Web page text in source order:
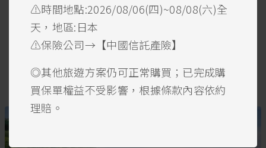
⚠️時間地點:2026/08/06(四)~08/08(六)全
天，地區:日本
⚠️保險公司→【中國信託產險】
◎其他旅遊方案仍可正常購買；已完成購
買保單權益不受影響，根據條款內容依約
理賠。
Xpark水族館吃喝玩樂全攻略！交通、餐廳、住宿、周邊
景點一次打包！
北台灣最大水族館、台灣首座新都會型水生公園。本篇文
章將一次整理Xpark水族館的交通、餐廳、住宿、周邊景
點，不管是一日遊、兩日遊都能輕鬆規劃~
2020-12-29